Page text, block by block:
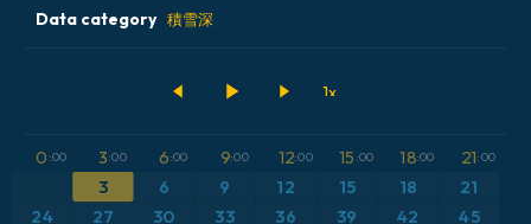
2026-08-07 18 UTC
ECMWF AIFS [AI]
ICON
アイスランド
イギリス
Data category 積雪深
0 :00 3:00 6:00 9:00 12:00 15 :00 18:00 21:00
3 6 9 12 15 18 21
24 27 30 33 36 39 42 45